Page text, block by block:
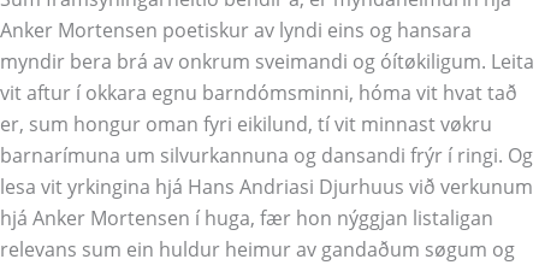
Anker Mortensen poetiskur av lyndi eins og hansara
myndir bera brá av onkrum sveimandi og óítøkiligum. Leita
vit aftur í okkara egnu barndómsminni, hóma vit hvat tað
er, sum hongur oman fyri eikilund, tí vit minnast vøkru
barnarímuna um silvurkannuna og dansandi frýr í ringi. Og
lesa vit yrkingina hjá Hans Andriasi Djurhuus við verkunum
hjá Anker Mortensen í huga, fær hon nýggjan listaligan
relevans sum ein huldur heimur av gandaðum søgum og